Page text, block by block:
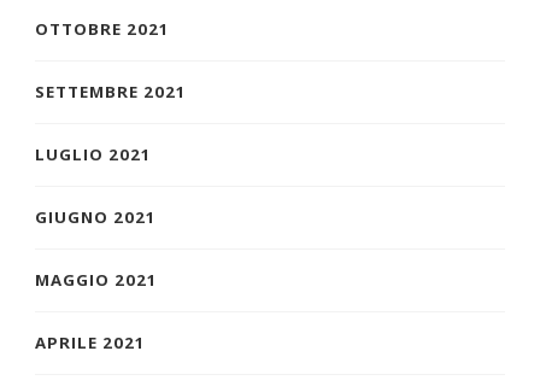
OTTOBRE 2021
SETTEMBRE 2021
LUGLIO 2021
GIUGNO 2021
MAGGIO 2021
APRILE 2021